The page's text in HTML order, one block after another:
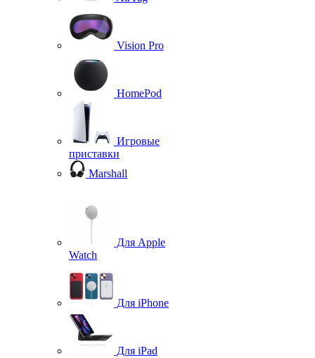
Vision Pro
HomePod
Игровые
приставки
Marshall
Для Apple
Watch
Для iPhone
Для iPad